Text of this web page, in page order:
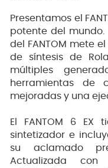
Presentamos el
potente del
del FANTOM mete
de síntesis de
múltiples
herramientas de
mejoradas y una
El FANTOM 6 EX
sintetizador e
su aclamado
Actualizada con